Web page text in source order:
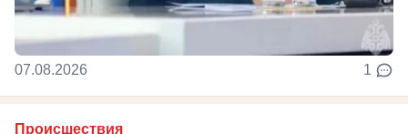
07.08.2026 1
Происшествия